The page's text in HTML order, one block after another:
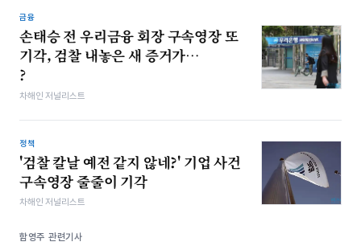
금융
손태승 전 우리금융 회장 구속영장 또
기각, 검찰 내놓은 새 증거가…
?
차해인 저널리스트
정책
'검찰 칼날 예전 같지 않네?' 기업 사건
구속영장 줄줄이 기각
차해인 저널리스트
함영주 관련기사